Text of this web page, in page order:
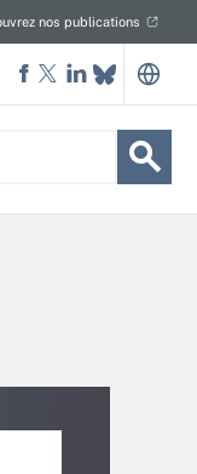
nos publications